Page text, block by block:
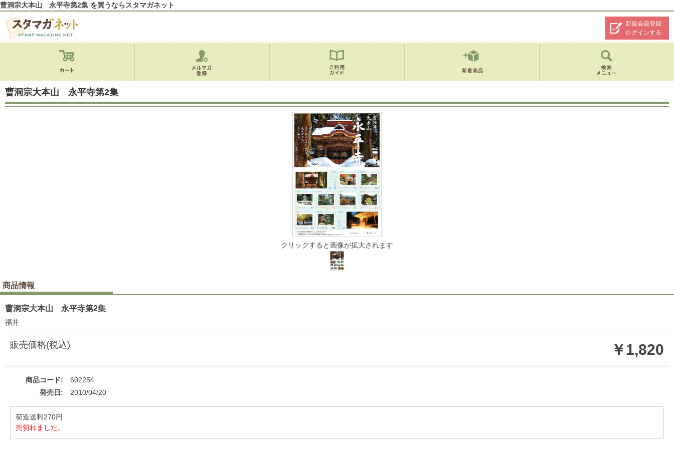
曹洞宗大本山 永平寺第2集 を買うならスタマガネット
新規会員登録
ログインする
曹洞宗大本山 永平寺第2集
クリックすると画像が拡大されます
商品情報
曹洞宗大本山 永平寺第2集
福井
販売価格(税込) ￥1,820
商品コード
602254
発売日
2010/04/20
荷造送料270円
売切れました。